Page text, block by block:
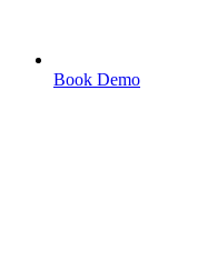
Book Demo